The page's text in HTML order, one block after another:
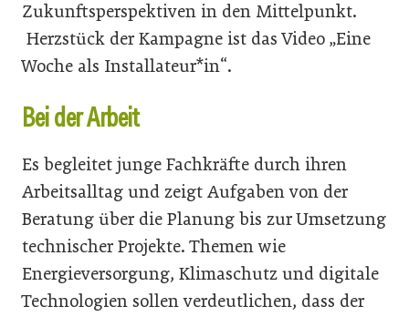
Zukunftsperspektiven in den Mittelpunkt.
Herzstück der Kampagne ist das Video „Eine
Woche als Installateur*in“.
Bei der Arbeit
Es begleitet junge Fachkräfte durch ihren
Arbeitsalltag und zeigt Aufgaben von der
Beratung über die Planung bis zur Umsetzung
technischer Projekte. Themen wie
Energieversorgung, Klimaschutz und digitale
Technologien sollen verdeutlichen, dass der